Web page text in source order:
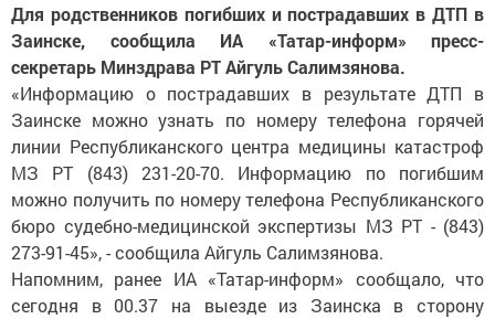
Для родственников погибших и пострадавших в ДТП в
Заинске, сообщила ИА «Татар-информ» пресс-
секретарь Минздрава РТ Айгуль Салимзянова.
«Информацию о пострадавших в результате ДТП в
Заинске можно узнать по номеру телефона горячей
линии Республиканского центра медицины катастроф
МЗ РТ (843) 231-20-70. Информацию по погибшим
можно получить по номеру телефона Республиканского
бюро судебно-медицинской экспертизы МЗ РТ - (843)
273-91-45», - сообщила Айгуль Салимзянова.
Напомним, ранее ИА «Татар-информ» сообщало, что
сегодня в 00.37 на выезде из Заинска в сторону